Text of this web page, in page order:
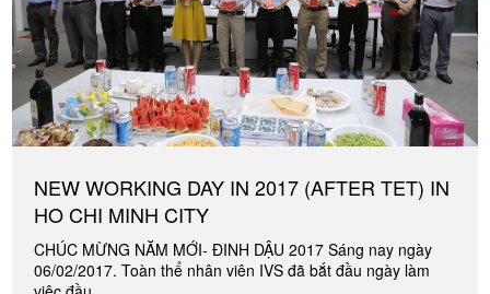
NEW WORKING DAY IN 2017 (AFTER TET) IN
HO CHI MINH CITY
CHÚC MỪNG NĂM MỚI- ĐINH DẬU 2017 Sáng nay ngày
06/02/2017. Toàn thể nhân viên IVS đã bắt đầu ngày làm